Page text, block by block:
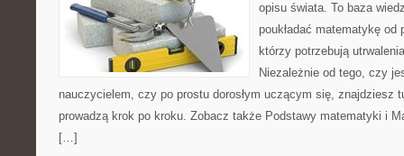
opisu świata. To baza
poukładać matematykę od
którzy potrzebują
Niezależnie od tego, czy
nauczycielem, czy po prostu dorosłym uczącym się, znajdziesz
prowadzą krok po kroku. Zobacz także Podstawy matematyki i
[…]